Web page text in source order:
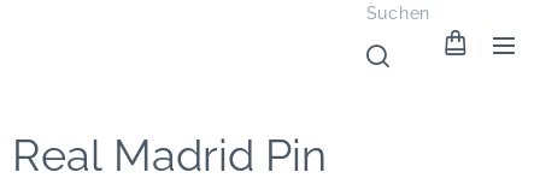
Suchen
Real Madrid Pin